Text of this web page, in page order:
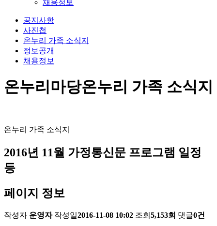
채용정보
공지사항
사진첩
온누리 가족 소식지
정보공개
채용정보
온누리마당온누리 가족 소식지
온누리 가족 소식지
2016년 11월 가정통신문 프로그램 일정
등
페이지 정보
작성자 운영자 작성일2016-11-08 10:02 조회 5,153회 댓글0건